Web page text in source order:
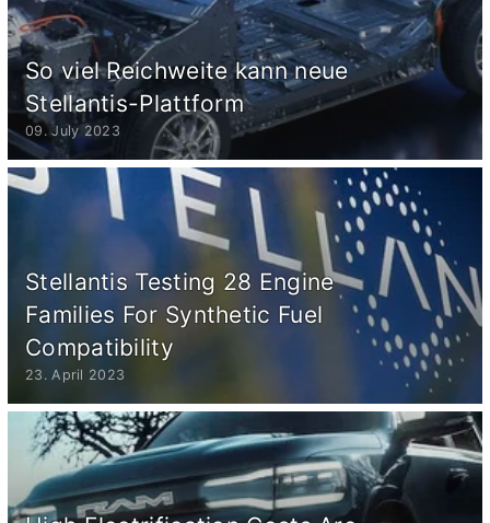
So viel Reichweite kann neue
Stellantis-Plattform
09. July 2023
Stellantis Testing 28 Engine
Families For Synthetic Fuel
Compatibility
23. April 2023